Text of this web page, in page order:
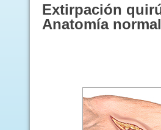
aquí:
Extirpación
Anatomía normal